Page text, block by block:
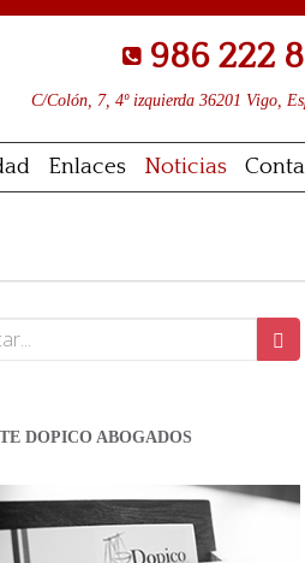
986 222
C/Colón, 7, 4º izquierda 36201 Vigo,
Enlaces Noticias
DOPICO ABOGADOS